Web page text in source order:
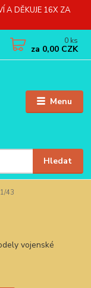
A DĚKUJE 16X ZA
Menu
Hledat
0 ks
za 0,00 CZK
1/43
vojenské